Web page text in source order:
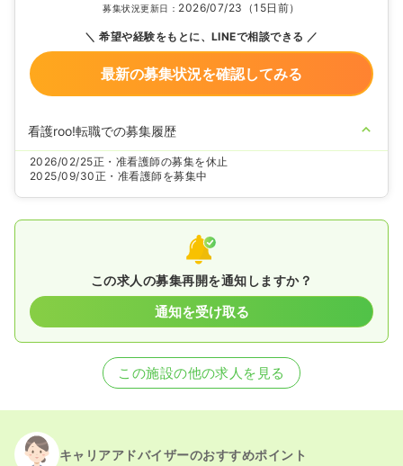
募集状況更新日： 2026/07/23（15日前）
希望や経験をもとに、LINEで相談できる
最新の募集状況を確認してみる
看護roo!転職での募集履歴
2026/02/25正・准看護師の募集を休止
2025/09/30正・准看護師を募集中
この求人の募集再開を通知しますか？
通知を受け取る
この施設の他の求人を見る
キャリアアドバイザーのおすすめポイント